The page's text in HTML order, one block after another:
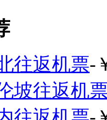
往返机票-
坡往返机